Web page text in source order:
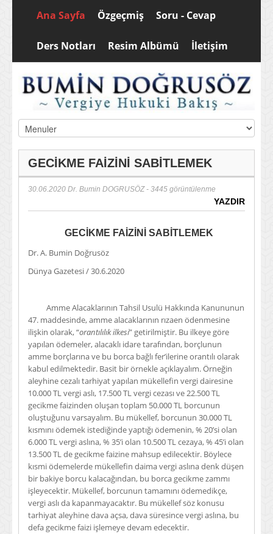
Ana Sayfa Özgeçmiş Soru - Cevap
Ders Notları Resim Albümü İletişim
GECİKME FAİZİNİ SABİTLEMEK
30.06.2020 Dr. Bumin DOGRUSÖZ- 3445 görüntülenme
YAZDIR
GECİKME FAİZİNİ SABİTLEMEK
Dr. A. Bumin Doğrusöz
Dünya Gazetesi / 30.6.2020
Amme Alacaklarının Tahsil Usulü Hakkında Kanununun
47. maddesinde, amme alacaklarının rızaen ödenmesine
ilişkin olarak, “orantılılık ilkesi” getirilmiştir. Bu ilkeye göre
yapılan ödemeler, alacaklı idare tarafından, borçlunun
amme borçlarına ve bu borca bağlı fer’ilerine orantılı olarak
kabul edilmektedir. Basit bir örnekle açıklayalım. Örneğin
aleyhine cezalı tarhiyat yapılan mükellefin vergi dairesine
10.000 TL vergi aslı, 17.500 TL vergi cezası ve 22.500 TL
gecikme faizinden oluşan toplam 50.000 TL borcunun
oluştuğunu varsayalım. Bu mükellef, borcunun 30.000 TL
kısmını ödemek istediğinde yaptığı ödemenin, % 20’si olan
6.000 TL vergi aslına, % 35’i olan 10.500 TL cezaya, % 45’i olan
13.500 TL de gecikme faizine mahsup edilecektir. Böylece
kısmi ödemelerde mükellefin daima vergi aslına denk düşen
bir bakiye borcu kalacağından, bu borca gecikme zammı
işleyecektir. Mükellef, borcunun tamamını ödemedikçe,
vergi aslı da kapanmayacaktır. Bu mükellef söz konusu
tarhiyat aleyhine dava açsa, dava süresince vergi aslına, bu
defa gecikme faizi işlemeye devam edecektir.